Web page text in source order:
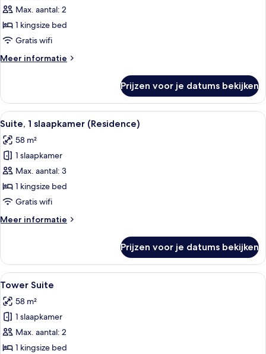
kamer
laden
Max. aantal: 2
1 kingsize bed
Gratis wifi
Meer informatie
Meer
kamer
Prijzen voor je datums bekijken
Alle
foto's
voor
Suite,
1
slaapkamer
(Residence)
Een hotelkamer met een groot bed,
13
Suite, 1 slaapkamer (Residence)
58 m²
1 slaapkamer
Max. aantal: 3
1 kingsize bed
Gratis wifi
Meer informatie
Meer
1
slaapkamer
(Residence)
Prijzen voor je datums bekijken
Alle
foto's
voor
Tower
Suite
laden
Een hotelkamer met een groot bed,
11
Tower Suite
58 m²
1 slaapkamer
Max. aantal: 2
1 kingsize bed